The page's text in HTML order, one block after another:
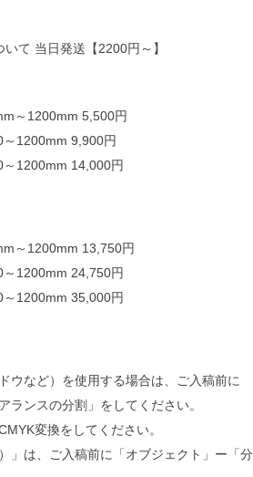
て 当日発送【2200円～】
～1200mm 5,500円
1200mm 9,900円
1200mm 14,000円
～1200mm 13,750円
1200mm 24,750円
1200mm 35,000円
ウなど）を使用する場合は、ご入稿前に
ランスの分割」をしてください。
変換をしてください。
」は、ご入稿前に「オブジェクト」ー「分